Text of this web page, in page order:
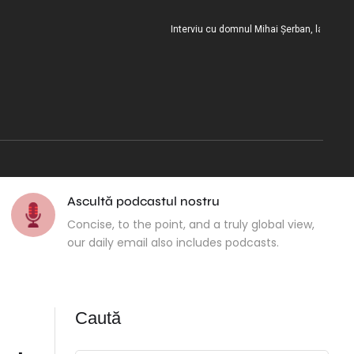
Interviu cu domnul Mihai Șerban, la
Ascultă podcastul nostru
Concise, to the point, and a truly global view,
our daily email also includes podcasts.
Caută